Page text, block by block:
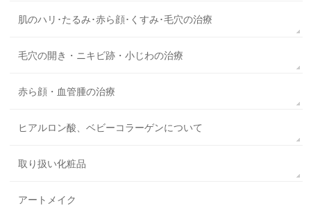
肌のハリ･たるみ･赤ら顔･くすみ･毛穴の治療
毛穴の開き・ニキビ跡・小じわの治療
赤ら顔・血管腫の治療
ヒアルロン酸、ベビーコラーゲンについて
取り扱い化粧品
アートメイク